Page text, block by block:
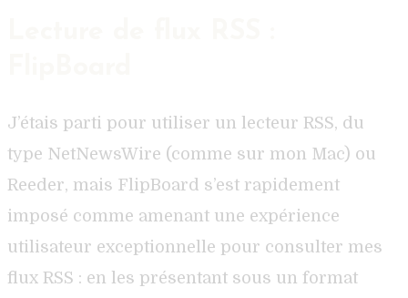
J’étais parti pour utiliser un lecteur RSS, du
type NetNewsWire (comme sur mon Mac) ou
Reeder, mais FlipBoard s’est rapidement
imposé comme amenant une expérience
utilisateur exceptionnelle pour consulter mes
flux RSS : en les présentant sous un format